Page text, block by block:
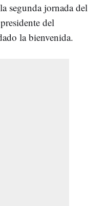
segunda jornada del
del
la bienvenida.